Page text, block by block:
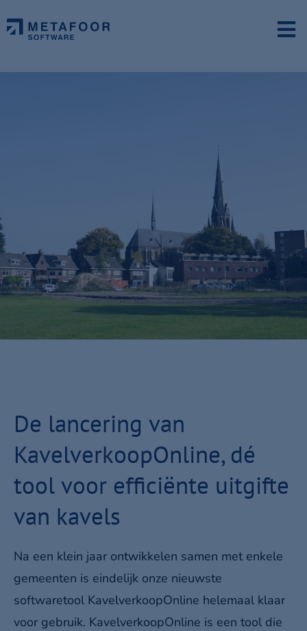
De lancering van
KavelverkoopOnline, dé
tool voor efficiënte uitgifte
van kavels
Na een klein jaar ontwikkelen samen met enkele
gemeenten is eindelijk onze nieuwste
softwaretool KavelverkoopOnline helemaal klaar
voor gebruik. KavelverkoopOnline is een tool die